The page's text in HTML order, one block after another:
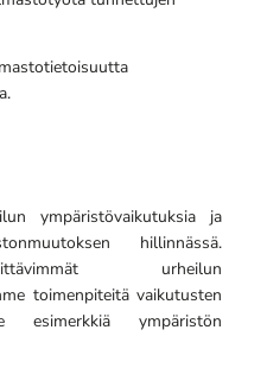
ympäristövaikutuksia ja
hillinnässä.
urheilun
toimenpiteitä vaikutusten
esimerkkiä ympäristön